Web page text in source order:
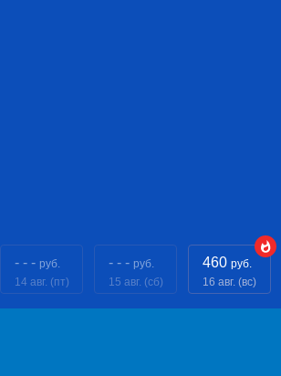
- - - руб.
14 авг. (пт)
- - - руб.
15 авг. (сб)
460 руб.
16 авг. (вс)